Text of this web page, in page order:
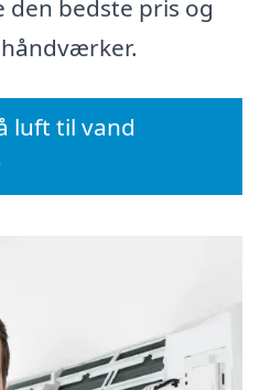
den bedste pris og
luft til vand